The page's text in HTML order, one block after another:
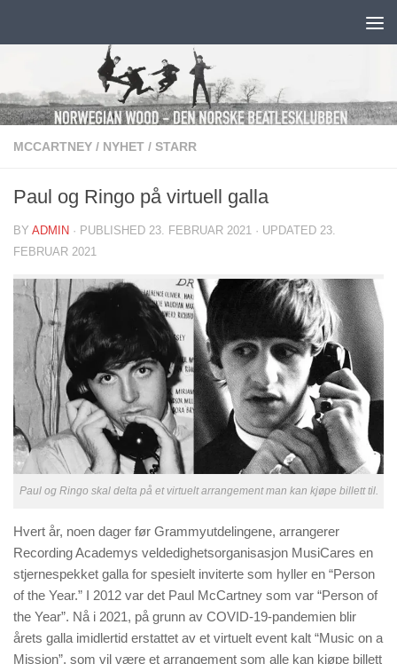
MCCARTNEY / NYHET / STARR
Paul og Ringo på virtuell galla
BY ADMIN · PUBLISHED 23. FEBRUAR 2021 · UPDATED 23.
FEBRUAR 2021
Paul og Ringo skal delta på et virtuelt arrangement man kan kjøpe billett til.
Hvert år, noen dager før Grammyutdelingene, arrangerer
Recording Academys veldedighetsorganisasjon MusiCares en
stjernespekket galla for spesielt inviterte som hyller en “Person
of the Year.” I 2012 var det Paul McCartney som var “Person of
the Year”. Nå i 2021, på grunn av COVID-19-pandemien blir
årets galla imidlertid erstattet av et virtuelt event kalt “Music on a
Mission”, som vil være et arrangement som alle kan kjøpe billett